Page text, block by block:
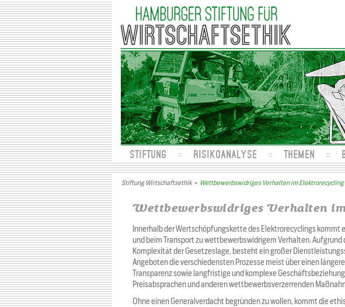
STIFTUNG RISIKOANALYSE THEMEN
Stiftung Wirtschaftsethik> Wettbewerbswidriges Verhalten im Elektrorecycling
Wettbewerbswidriges Verhalten
Innerhalb der Wertschöpfungskette des Elektrorecyclings kommt
und beim Transport zu wettbewerbswidrigem Verhalten. Aufgrund
Komplexität der Gesetzeslage, besteht ein großer
Angeboten die verschiedensten Prozesse meist über einen
Transparenz sowie langfristige und komplexe
Preisabsprachen und anderen wettbewerbsverzerrenden
Ohne einen Generalverdacht begründen zu wollen, kommt die